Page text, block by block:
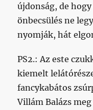
újdonság, de
önbecsülés ne
nyomják, hát
PS2.: Az este
kiemelt
fancykabátos
Villám Balázs